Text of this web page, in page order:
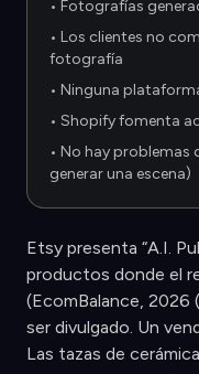
• Fotografías
• Los clientes no
fotografía
• Ninguna
• Shopify fomenta
• No hay
generar una escena)
Etsy presenta “A.I.
productos donde el
(EcomBalance, 2026
ser divulgado. Un
Las tazas de